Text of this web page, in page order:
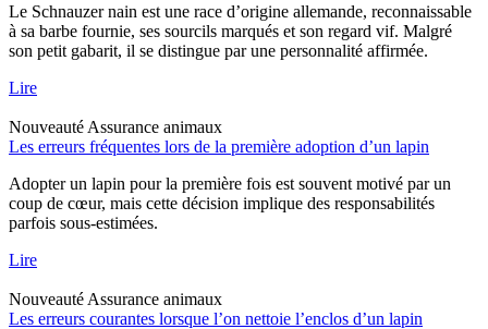
Le Schnauzer nain est une race d’origine allemande, reconnaissable
à sa barbe fournie, ses sourcils marqués et son regard vif. Malgré
son petit gabarit, il se distingue par une personnalité affirmée.
Lire
Nouveauté Assurance animaux
Les erreurs fréquentes lors de la première adoption d’un lapin
Adopter un lapin pour la première fois est souvent motivé par un
coup de cœur, mais cette décision implique des responsabilités
parfois sous-estimées.
Lire
Nouveauté Assurance animaux
Les erreurs courantes lorsque l’on nettoie l’enclos d’un lapin